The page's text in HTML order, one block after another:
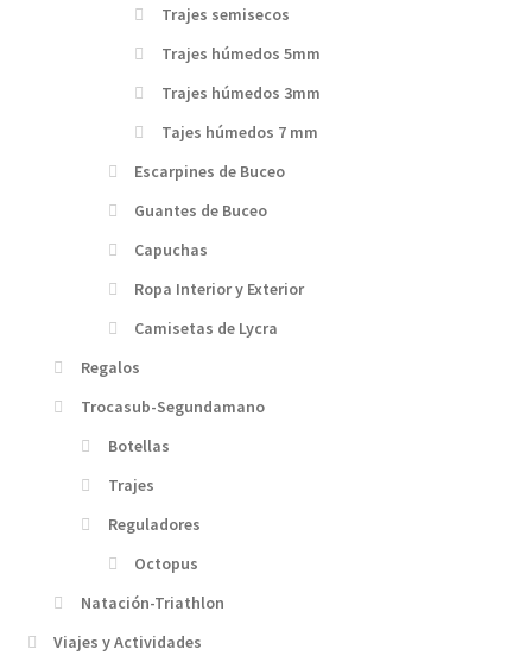
Trajes semisecos
Trajes húmedos 5mm
Trajes húmedos 3mm
Tajes húmedos 7 mm
Escarpines de Buceo
Guantes de Buceo
Capuchas
Ropa Interior y Exterior
Camisetas de Lycra
Regalos
Trocasub-Segundamano
Botellas
Trajes
Reguladores
Octopus
Natación-Triathlon
Viajes y Actividades